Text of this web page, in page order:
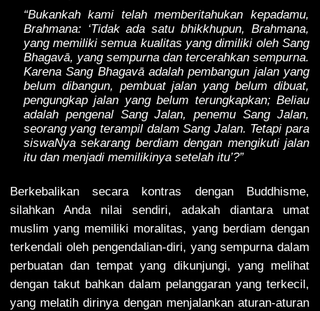
“Bukankah kami telah memberitahukan kepadamu,
Brahmana: ‘Tidak ada satu bhikkhupun, Brahmana,
yang memiliki semua kualitas yang dimiliki oleh Sang
Bhagavā, yang sempurna dan tercerahkan sempurna.
Karena Sang Bhagavā adalah pembangun jalan yang
belum dibangun, pembuat jalan yang belum dibuat,
pengungkap jalan yang belum terungkapkan; Beliau
adalah pengenal Sang Jalan, penemu Sang Jalan,
seorang yang terampil dalam Sang Jalan. Tetapi para
siswaNya sekarang berdiam dengan mengikuti jalan
itu dan menjadi memilikinya setelah itu’?”
Berkebalikan secara kontras dengan Buddhisme,
silahkan Anda nilai sendiri, adakah diantara umat
muslim yang memiliki moralitas, yang berdiam dengan
terkendali oleh pengendalian-diri, yang sempurna dalam
perbuatan dan tempat yang dikunjungi, yang melihat
dengan takut bahkan dalam pelanggaran yang terkecil,
yang melatih dirinya dengan menjalankan aturan-aturan